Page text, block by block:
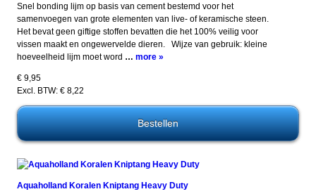
Snel bonding lijm op basis van cement bestemd voor het
samenvoegen van grote elementen van live- of keramische steen.
Het bevat geen giftige stoffen bevatten die het 100% veilig voor
vissen maakt en ongewervelde dieren. Wijze van gebruik: kleine
hoeveelheid lijm moet word … more »
€ 9,95
Excl. BTW: € 8,22
Aquaholland Koralen Kniptang Heavy Duty